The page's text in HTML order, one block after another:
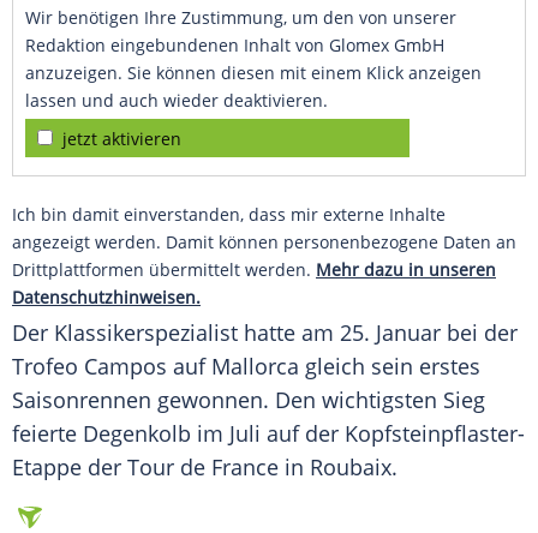
Wir benötigen Ihre Zustimmung, um den von unserer
Redaktion eingebundenen Inhalt von Glomex GmbH
anzuzeigen. Sie können diesen mit einem Klick anzeigen
lassen und auch wieder deaktivieren.
jetzt aktivieren
Ich bin damit einverstanden, dass mir externe Inhalte
angezeigt werden. Damit können personenbezogene Daten an
Drittplattformen übermittelt werden. Mehr dazu in unseren
Datenschutzhinweisen.
Der Klassikerspezialist hatte am 25. Januar bei der
Trofeo Campos auf Mallorca gleich sein erstes
Saisonrennen gewonnen. Den wichtigsten Sieg
feierte Degenkolb im Juli auf der Kopfsteinpflaster-
Etappe der Tour de France in Roubaix.